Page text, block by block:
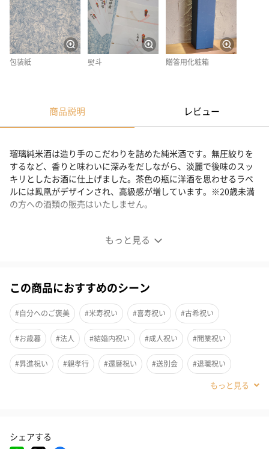
包装紙 熨斗 贈答用化粧箱
商品説明 レビュー
もっと見る
瑠璃純米酒は造り手のこだわりを詰めた純米酒です。無圧絞りを
するなど、香りと味わいに深みをだしながら、淡麗で後味のスッ
キリとしたお酒に仕上げました。茶色の瓶に洋酒を思わせるラベ
ルには鳳凰がデザインされ、高級感が増しています。※20歳未満
の方への酒類の販売はいたしません。
こだわりをつめた瑠璃純米酒 720ml
この商品におすすめのシーン
#自分へのご褒美 #米寿祝い #喜寿祝い #古希祝い
#お歳暮 #法人 #結婚内祝い #成人祝い #開業祝い
#昇進祝い #親孝行 #還暦祝い #送別会 #退職祝い
#パーティー
シェアする